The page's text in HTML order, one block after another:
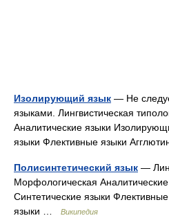
Изолирующий язык — Не
языками. Лингвистическая
Аналитические языки
языки Флективные языки
Полисинтетический язык —
Морфологическая
Синтетические языки
языки …
Википедия